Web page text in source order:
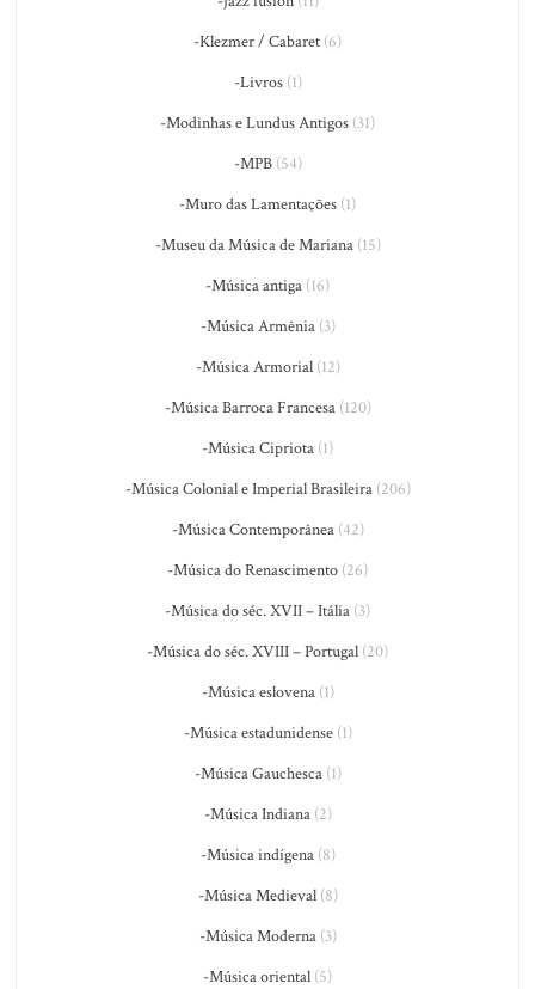
-Klezmer / Cabaret (6)
-Livros(1)
-Modinhas e Lundus Antigos (31)
-MPB(54)
-Muro das Lamentações (1)
-Museu da Música de Mariana(15)
-Música antiga (16)
-Música Armênia(3)
-Música Armorial(12)
-Música Barroca Francesa(120)
-Música Cipriota (1)
-Música Colonial e Imperial Brasileira(206)
-Música Contemporânea(42)
-Música do Renascimento (26)
-Música do séc. XVII – Itália (3)
-Música do séc. XVIII – Portugal (20)
-Música eslovena(1)
-Música estadunidense(1)
-Música Gauchesca(1)
-Música Indiana(2)
-Música indígena(8)
-Música Medieval(8)
-Música Moderna(3)
-Música oriental (5)